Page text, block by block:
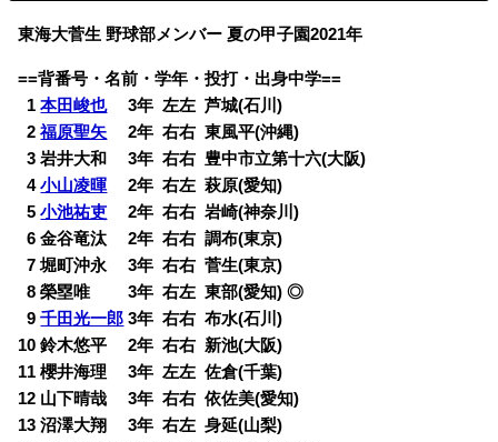
東海大菅生 野球部メンバー 夏の甲子園2021年
==背番号・名前・学年・投打・出身中学==
1本田峻也3年 左左 芦城(石川)
02福原聖矢 2年 右右 東風平(沖縄)
03 岩井大和 3年 右右 豊中市立第十六(大阪)
04小山凌暉 2年 右左 萩原(愛知)
05小池祐吏 2年 右右 岩崎(神奈川)
06 金谷竜汰 2年 右右 調布(東京)
07 堀町沖永 3年 右右 菅生(東京)
08 榮塁唯 3年 右左 東部(愛知) ◎
09千田光一郎 3年 右右 布水(石川)
10 鈴木悠平 2年 右右 新池(大阪)
11 櫻井海理 3年 左左 佐倉(千葉)
12 山下晴哉 3年 右右 依佐美(愛知)
13 沼澤大翔 3年 右左 身延(山梨)